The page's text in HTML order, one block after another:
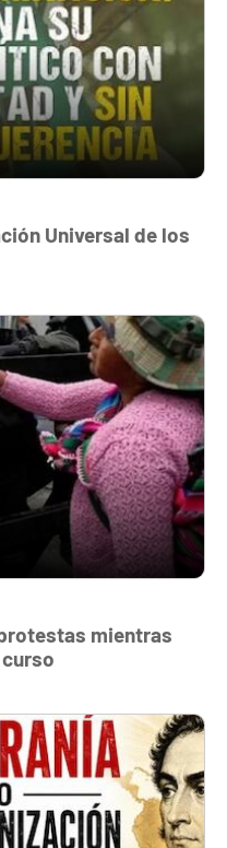
Universal de los
mientras